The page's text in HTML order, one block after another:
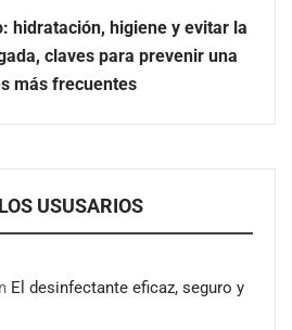
hasta 82% de ahorro por cobro
decisivo para elegir a los
hidratación, higiene y evitar la
claves para prevenir una
más frecuentes
USUSARIOS
El desinfectante eficaz, seguro y